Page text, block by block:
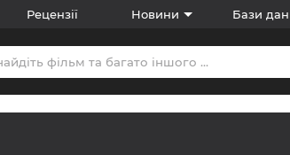
Рецензії Новини Бази